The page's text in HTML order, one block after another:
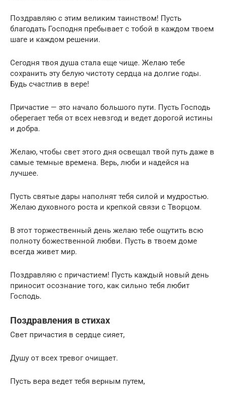
Поздравляю с этим великим таинством! Пусть
благодать Господня пребывает с тобой в каждом твоем
шаге и каждом решении.
Сегодня твоя душа стала еще чище. Желаю тебе
сохранить эту белую чистоту сердца на долгие годы.
Будь счастлив в вере!
Причастие — это начало большого пути. Пусть Господь
оберегает тебя от всех невзгод и ведет дорогой истины
и добра.
Желаю, чтобы свет этого дня освещал твой путь даже в
самые темные времена. Верь, люби и надейся на
лучшее.
Пусть святые дары наполнят тебя силой и мудростью.
Желаю духовного роста и крепкой связи с Творцом.
В этот торжественный день желаю тебе ощутить всю
полноту божественной любви. Пусть в твоем доме
всегда живет мир.
Поздравляю с причастием! Пусть каждый новый день
приносит осознание того, как сильно тебя любит
Господь.
Поздравления в стихах
Свет причастия в сердце сияет,
Душу от всех тревог очищает.
Пусть вера ведет тебя верным путем,